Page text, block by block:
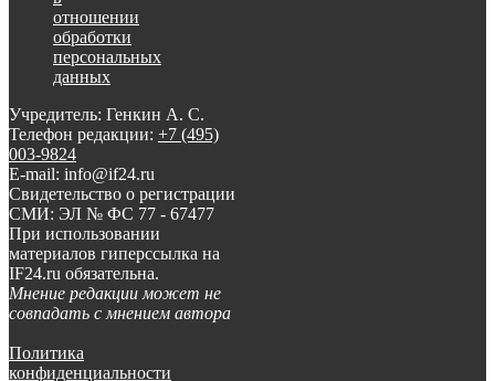
отношении
обработки
персональных
данных
Учредитель: Генкин А. С.
Телефон редакции: +7 (495)
003-9824
E-mail: info@if24.ru
Свидетельство о регистрации
СМИ: ЭЛ № ФС 77 - 67477
При использовании
материалов гиперссылка на
IF24.ru обязательна.
Мнение редакции может не
совпадать с мнением автора
Политика
конфиденциальности